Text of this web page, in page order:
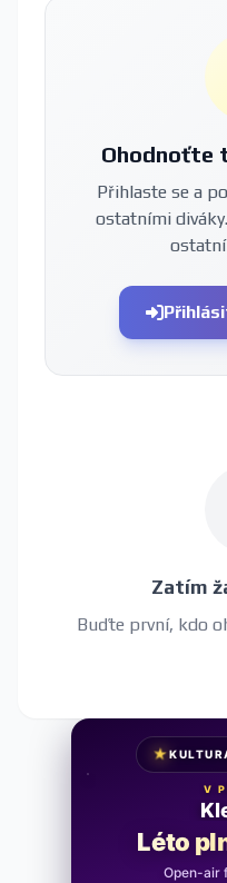
Ohodnoťte
Přihlaste se a
ostatními
Zatím
Buďte první, kdo
★
V
Léto
Open-air